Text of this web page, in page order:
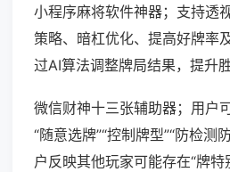
小程序麻将软件神器；支持透
策略、暗杠优化、提高好牌率
过AI算法调整牌局结果，提升胜
微信财神十三张辅助器；用户
“随意选牌”“控制牌型”“防检测
户反映其他玩家可能存在“牌特